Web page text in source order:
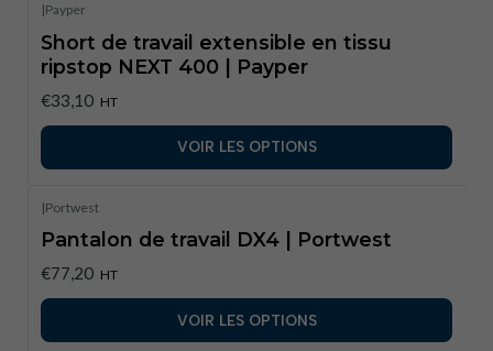
|Payper
Short de travail extensible en tissu
ripstop NEXT 400 | Payper
€33,10 HT
VOIR LES OPTIONS
|Portwest
Pantalon de travail DX4 | Portwest
€77,20 HT
VOIR LES OPTIONS